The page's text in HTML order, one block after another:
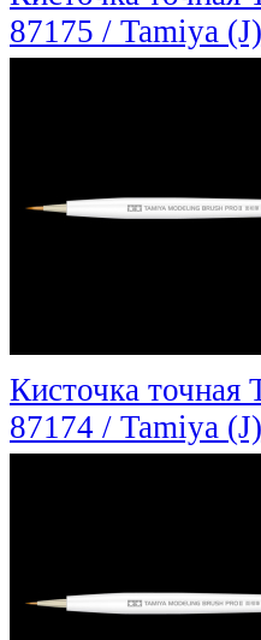
87175 / Tamiya (J)
Кисточка
87174 / Tamiya (J)